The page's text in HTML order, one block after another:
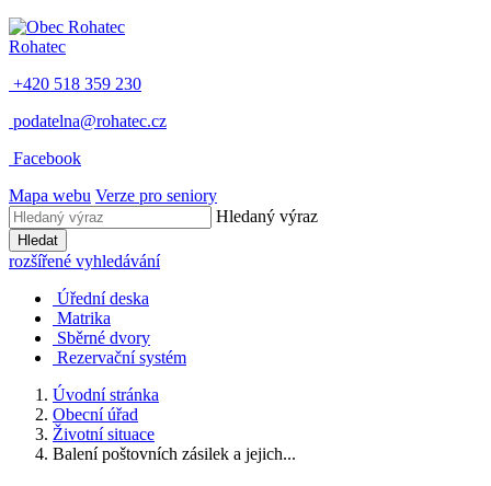
Rohatec
+420 518 359 230
podatelna@rohatec.cz
Facebook
Mapa webu Verze pro seniory
Hledaný výraz
Hledat
rozšířené vyhledávání
Úřední deska
Matrika
Sběrné dvory
Rezervační systém
Úvodní stránka
Obecní úřad
Životní situace
Balení poštovních zásilek a jejich...